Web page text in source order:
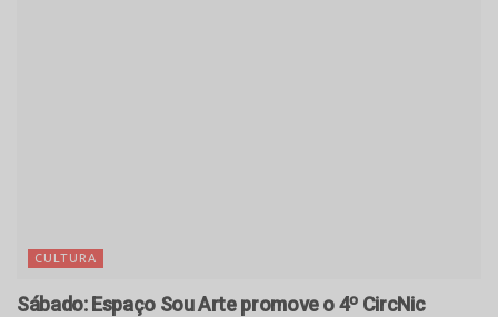
CULTURA
Sábado: Espaço Sou Arte promove o 4º CircNic